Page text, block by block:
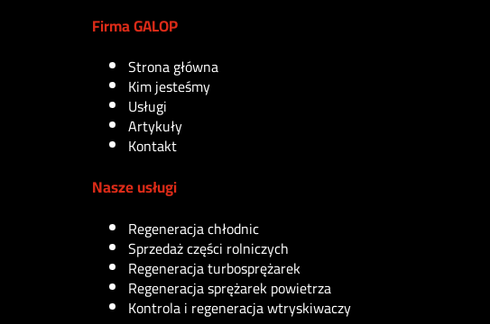
Firma GALOP
Strona główna
Kim jesteśmy
Usługi
Artykuły
Kontakt
Nasze usługi
Regeneracja chłodnic
Sprzedaż części rolniczych
Regeneracja turbosprężarek
Regeneracja sprężarek powietrza
Kontrola i regeneracja wtryskiwaczy